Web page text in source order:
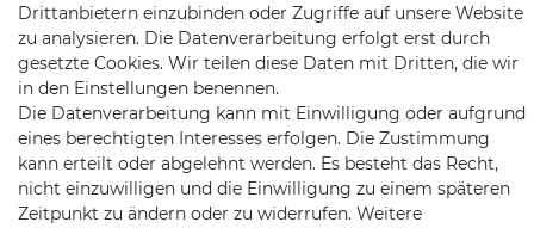
Schnellversand auf Facebook
Schnellversand auf Twitter
Schnellversand auf YouTube
Schnellversand auf
Schnellversand
Drittanbietern einzubinden oder Zugriffe auf unsere Website
zu analysieren. Die Datenverarbeitung erfolgt erst durch
gesetzte Cookies. Wir teilen diese Daten mit Dritten, die wir
in den Einstellungen benennen.
Die Datenverarbeitung kann mit Einwilligung oder aufgrund
eines berechtigten Interesses erfolgen. Die Zustimmung
kann erteilt oder abgelehnt werden. Es besteht das Recht,
nicht einzuwilligen und die Einwilligung zu einem späteren
Zeitpunkt zu ändern oder zu widerrufen. Weitere